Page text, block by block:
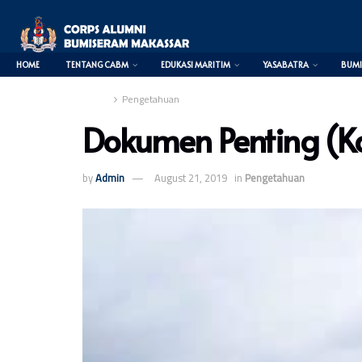
HOME TENTANG CABM EDUKASI MARITIM YASABATRA
Pengetahuan
Dokumen Penting
byAdmin August 21, 2019 in Pengetahuan